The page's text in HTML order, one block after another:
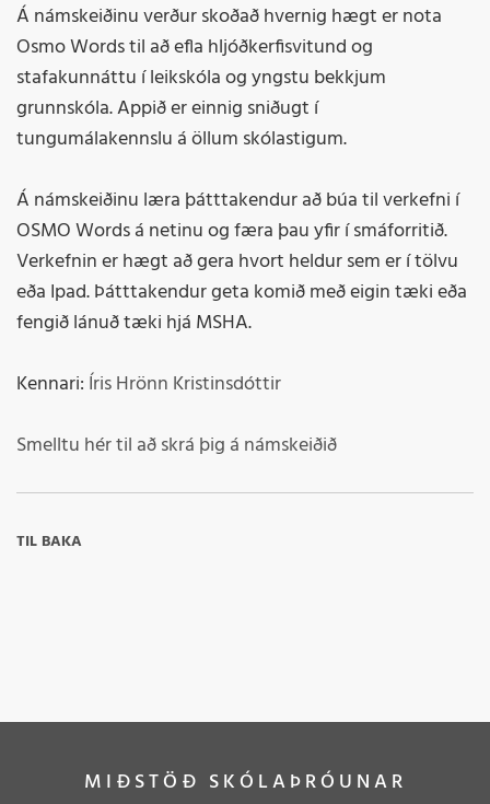
Á námskeiðinu verður skoðað hvernig hægt er nota
Osmo Words til að efla hljóðkerfisvitund og
stafakunnáttu í leikskóla og yngstu bekkjum
grunnskóla. Appið er einnig sniðugt í
tungumálakennslu á öllum skólastigum.
Á námskeiðinu læra þátttakendur að búa til verkefni í
OSMO Words á netinu og færa þau yfir í smáforritið.
Verkefnin er hægt að gera hvort heldur sem er í tölvu
eða Ipad. Þátttakendur geta komið með eigin tæki eða
fengið lánuð tæki hjá MSHA.
Kennari: Íris Hrönn Kristinsdóttir
Smelltu hér til að skrá þig á námskeiðið
TIL BAKA
MIÐSTÖÐ SKÓLAÞRÓUNAR